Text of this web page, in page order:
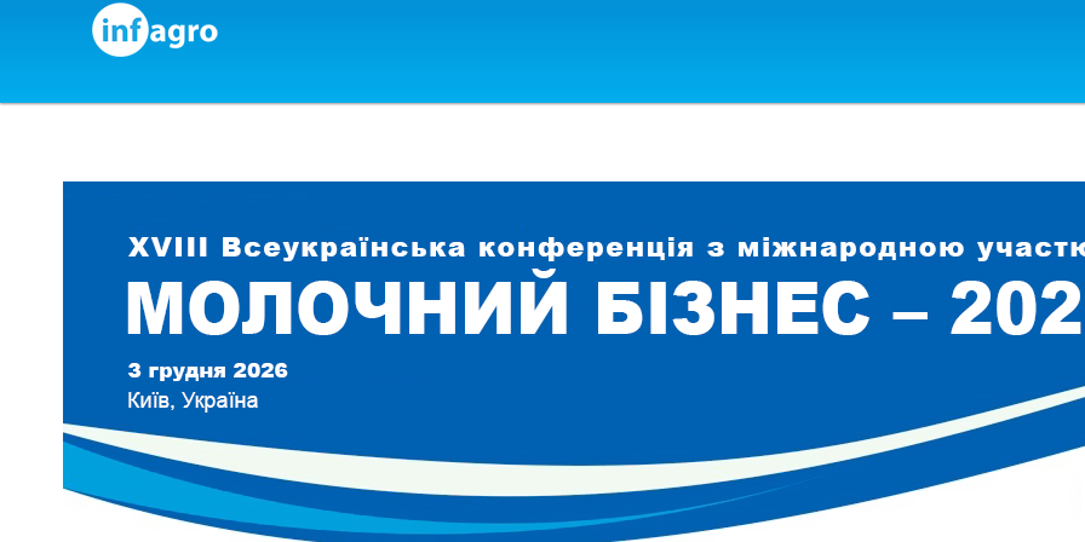
Skip to content